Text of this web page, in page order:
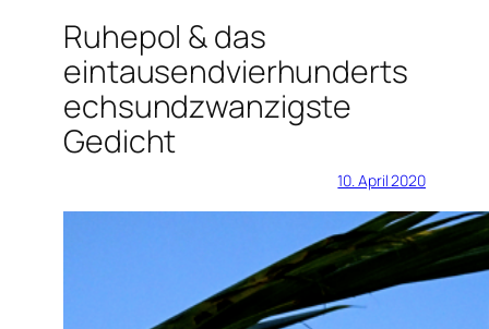
Ruhepol & das
eintausendvierhunderts
echsundzwanzigste
Gedicht
10. April 2020